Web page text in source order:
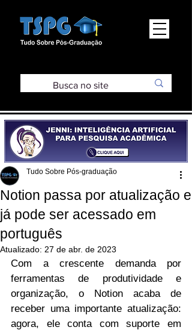
Notion passa por atualização e
já pode ser acessado em
português
Tudo Sobre Pós-graduação
Atualizado: 27 de abr. de 2023
Com a crescente demanda por
ferramentas de produtividade e
organização, o Notion acaba de
receber uma importante atualização:
agora, ele conta com suporte em